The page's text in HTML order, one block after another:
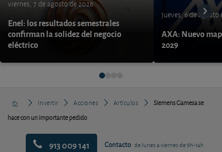
viernes, 7 de agosto de 2026
Enel: los resultados semestrales
confirman la solidez del negocio
eléctrico
jueves, 6 de agosto
AXA: Nuevo
2029
Invertir Acciones Artículos
Siemens Gamesa se
hace con un importante pedido
913 009 141 Contacto de lunes a viernes de 9h-14h